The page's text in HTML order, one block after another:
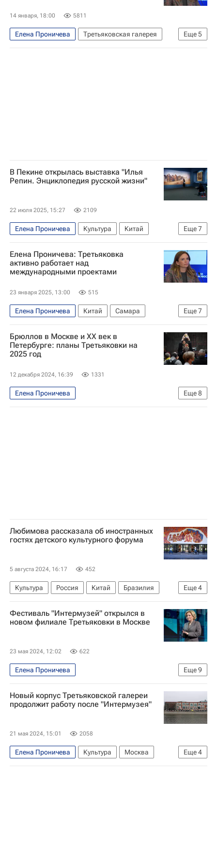
14 января, 18:00 5811
Еще5
Елена Проничева
Третьяковская галерея
Россия
Москва
Самара
В Пекине открылась выставка "Илья
Репин. Энциклопедия русской жизни"
22 июля 2025, 15:27 2109
Еще7
Елена Проничева Культура
Китай
Россия
Илья Репин
Софья Алексеевна (царевна)
Третьяковская галерея
Пекин
Новости культуры
Елена Проничева: Третьяковка
активно работает над
международными проектами
23 января 2025, 13:00 515
Еще7
Елена Проничева Китай
Самара
Москва
Илья Репин
Третьяковская галерея
БРИКС
Татьяна Карпова
Интервью - Авторы
Брюллов в Москве и ХХ век в
Петербурге: планы Третьяковки на
2025 год
12 декабря 2024, 16:39 1331
Еще8
Елена Проничева
Музейные маршруты России
Москва
Любимова рассказала об иностранных
гостях детского культурного форума
5 августа 2024, 16:17 452
Еще4
Культура Россия Китай
Бразилия
Ольга Любимова
Сергей Безруков
Эдгард Запашный
Фестиваль "Интермузей" открылся в
новом филиале Третьяковки в Москве
23 мая 2024, 12:02 622
Еще9
Елена Проничева
Музейные маршруты России
Михаил Пиотровский
Алексей Левыкин
Москва
Дом культуры "ГЭС-2"
Ольга Любимова
Новый корпус Третьяковской галереи
продолжит работу после "Интермузея"
21 мая 2024, 15:01 2058
Еще4
Елена Проничева Культура
Москва
Россия
Михаил Мишустин